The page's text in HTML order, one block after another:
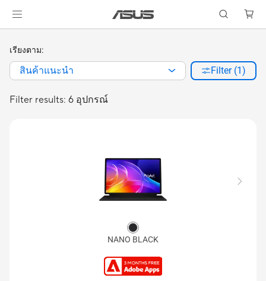
Filter results: 6 อุปกรณ์
เรียงตาม:
สินค้าแนะนำ Filter (1)
NANO BLACK